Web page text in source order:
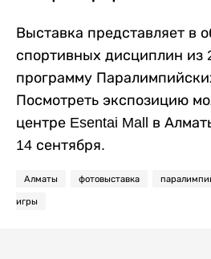
Выставка представляет в
спортивных дисциплин из
программу
Посмотреть экспозицию
центре Esentai Mall в
14 сентября.
Алматы фотовыставка
игры